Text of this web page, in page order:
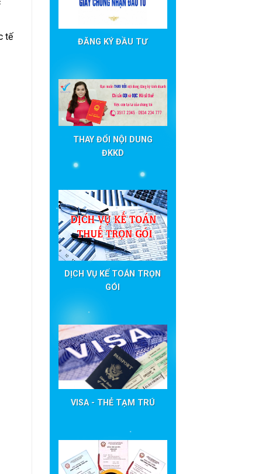
tế
ĐĂNG KÝ ĐẦU TƯ
THAY ĐỔI NỘI DUNG
ĐKKD
DỊCH VỤ KẾ TOÁN TRỌN
GÓI
VISA - THẺ TẠM TRÚ